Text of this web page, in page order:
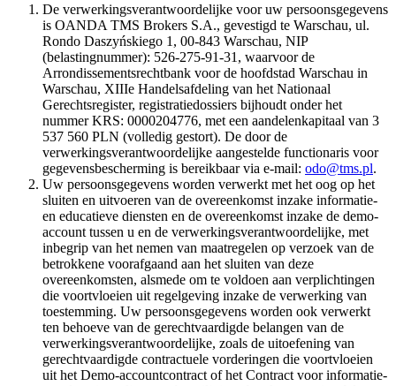
De verwerkingsverantwoordelijke voor uw persoonsgegevens
is OANDA TMS Brokers S.A., gevestigd te Warschau, ul.
Rondo Daszyńskiego 1, 00-843 Warschau, NIP
(belastingnummer): 526-275-91-31, waarvoor de
Arrondissementsrechtbank voor de hoofdstad Warschau in
Warschau, XIIIe Handelsafdeling van het Nationaal
Gerechtsregister, registratiedossiers bijhoudt onder het
nummer KRS: 0000204776, met een aandelenkapitaal van 3
537 560 PLN (volledig gestort). De door de
verwerkingsverantwoordelijke aangestelde functionaris voor
gegevensbescherming is bereikbaar via e-mail: odo@tms.pl.
Uw persoonsgegevens worden verwerkt met het oog op het
sluiten en uitvoeren van de overeenkomst inzake informatie-
en educatieve diensten en de overeenkomst inzake de demo-
account tussen u en de verwerkingsverantwoordelijke, met
inbegrip van het nemen van maatregelen op verzoek van de
betrokkene voorafgaand aan het sluiten van deze
overeenkomsten, alsmede om te voldoen aan verplichtingen
die voortvloeien uit regelgeving inzake de verwerking van
toestemming. Uw persoonsgegevens worden ook verwerkt
ten behoeve van de gerechtvaardigde belangen van de
verwerkingsverantwoordelijke, zoals de uitoefening van
gerechtvaardigde contractuele vorderingen die voortvloeien
uit het Demo-accountcontract of het Contract voor informatie-